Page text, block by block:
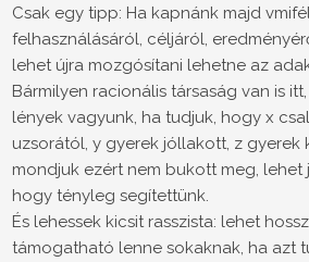
Csak egy tipp: Ha kapnánk majd
felhasználásáról, céljáról,
lehet újra mozgósítani lehetne az
Bármilyen racionális társaság van is
lények vagyunk, ha tudjuk, hogy x
uzsorától, y gyerek jóllakott, z gyerek
mondjuk ezért nem bukott meg, lehet
hogy tényleg segítettünk.
És lehessek kicsit rasszista: lehet
támogatható lenne sokaknak, ha azt